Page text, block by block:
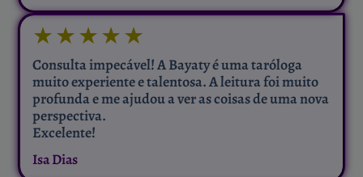
★★★★★
Consulta impecável! A Bayaty é uma taróloga
muito experiente e talentosa. A leitura foi muito
profunda e me ajudou a ver as coisas de uma nova
perspectiva.
Excelente!
Isa Dias